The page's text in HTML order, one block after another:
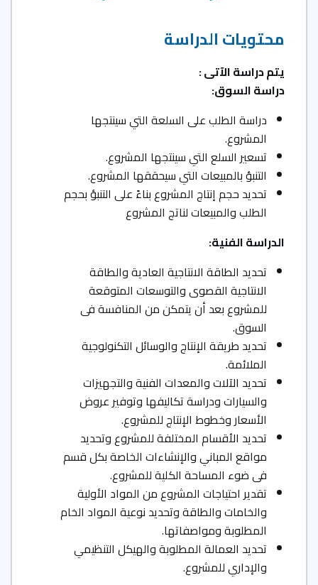
محتويات الدراسة
يتم دراسة الآتى :
دراسة السوق:
دراسة الطلب على السلعة التي سينتجها
المشروع.
تسعير السلع التي سينتجها المشروع.
التنبؤ بالمبيعات التي سيحققها المشروع.
تحديد حجم إنتاج المشروع بناءً على التنبؤ بحجم
الطلب والمبيعات لناتج المشروع
الدراسة الفنية:
تحديد الطاقة الانتاجية العادية والطاقة
الانتاجية القصوى والتوسعات المتوقعة
للمشروع بعد أن يتمكن من المنافسة فى
السوق.
تحديد طريقة الإنتاج والوسائل التكنولوجية
الملائمة.
تحديد الآلات والمعدات الفنية والتجهيزات
والسيارات ودراسة تكاليفها وتوفير عروض
الأسعار وخطوط الإنتاج للمشروع.
تحديد الأقسام المختلفة للمشروع وتحديد
مواقع المباني والإنشاءات الخاصة بكل قسم
فى ضوء المساحة الكلية للمشروع.
تقدير احتياجات المشروع من المواد الأولية
والخامات والطاقة وتحديد نوعية المواد الخام
المطلوبة ومواصفاتها.
تحديد العمالة المطلوبة والهيكل التنظيمي
والإداري للمشروع.